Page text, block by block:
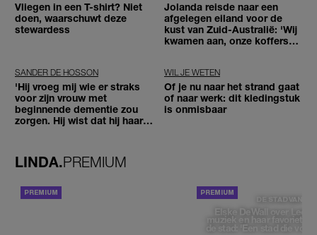
Vliegen in een T-shirt? Niet
doen, waarschuwt deze
stewardess
Jolanda reisde naar een
afgelegen eiland voor de
kust van Zuid-Australië: 'Wij
kwamen aan, onze koffers
SANDER DE HOSSON
'Hij vroeg mij wie er straks
voor zijn vrouw met
beginnende dementie zou
zorgen. Hij wist dat hij haar
WIL JE WETEN
Of je nu naar het strand gaat
of naar werk: dit kledingstuk
is onmisbaar
LINDA.PREMIUM
DE STAD VAN
Elske DeWall over
muziek en haar favoriete
de stad: 'Een stad die